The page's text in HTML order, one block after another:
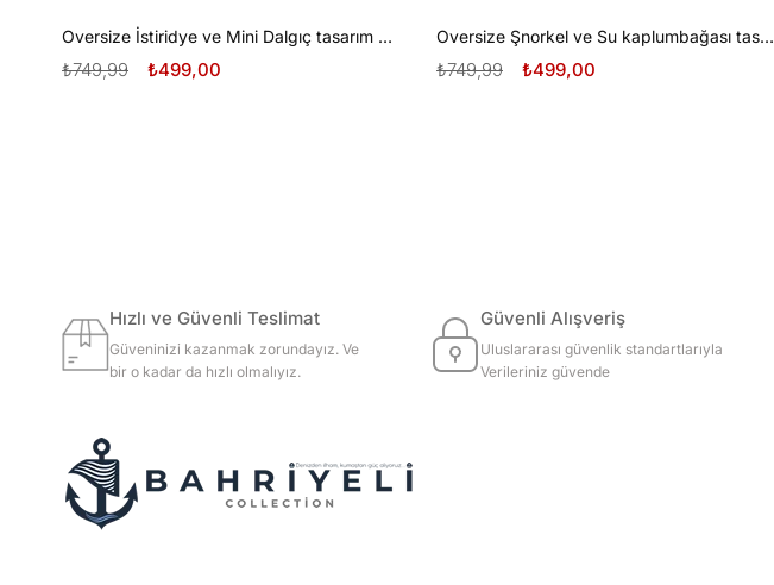
Oversize İstiridye ve Mini Dalgıç tasarım unisex T-shirt
₺499,00
₺749,99
Oversize Şnorkel ve Su kaplumbağası tasarım unisex T-shirt
₺499,00
₺749,99
Hızlı ve Güvenli Teslimat
Güveninizi kazanmak zorundayız. Ve
bir o kadar da hızlı olmalıyız.
Güvenli Alışveriş
Uluslararası güvenlik standartlarıyla
Verileriniz güvende